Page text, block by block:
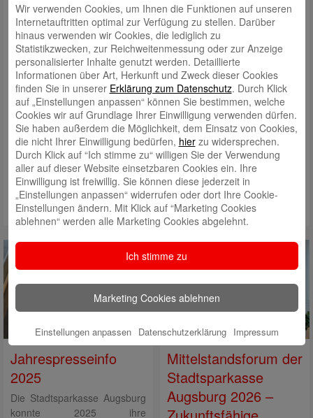
Chefarzt der Kinderchirurgie Dr. Thomas Schuster, Jörg Roehring, Hans
Jenuwein, Teammitglied der Kinderchirurgie/Foto: Kinderchirurgie
Jahrespresseinfo
2025
Die Stadtsparkasse Augsburg
konnte 2025 ihre
Mittelstandsforum der
Stadtsparkasse
Augsburg 2026 –
Wir verwenden Cookies, um Ihnen die Funktionen auf unseren
Internetauftritten optimal zur Verfügung zu stellen. Darüber
hinaus verwenden wir Cookies, die lediglich zu
Statistikzwecken, zur Reichweitenmessung oder zur Anzeige
personalisierter Inhalte genutzt werden. Detaillierte
Informationen über Art, Herkunft und Zweck dieser Cookies
finden Sie in unserer Erklärung zum Datenschutz. Durch Klick
auf „Einstellungen anpassen“ können Sie bestimmen, welche
Cookies wir auf Grundlage Ihrer Einwilligung verwenden dürfen.
Sie haben außerdem die Möglichkeit, dem Einsatz von Cookies,
die nicht Ihrer Einwilligung bedürfen, hierzu widersprechen.
Durch Klick auf “Ich stimme zu“ willigen Sie der Verwendung
aller auf dieser Website einsetzbaren Cookies ein. Ihre
Einwilligung ist freiwillig. Sie können diese jederzeit in
„Einstellungen anpassen“ widerrufen oder dort Ihre Cookie-
Einstellungen ändern. Mit Klick auf “Marketing Cookies
ablehnen“ werden alle Marketing Cookies abgelehnt.
Ich stimme zu
Marketing Cookies ablehnen
Einstellungen anpassen Datenschutzerklärung Impressum